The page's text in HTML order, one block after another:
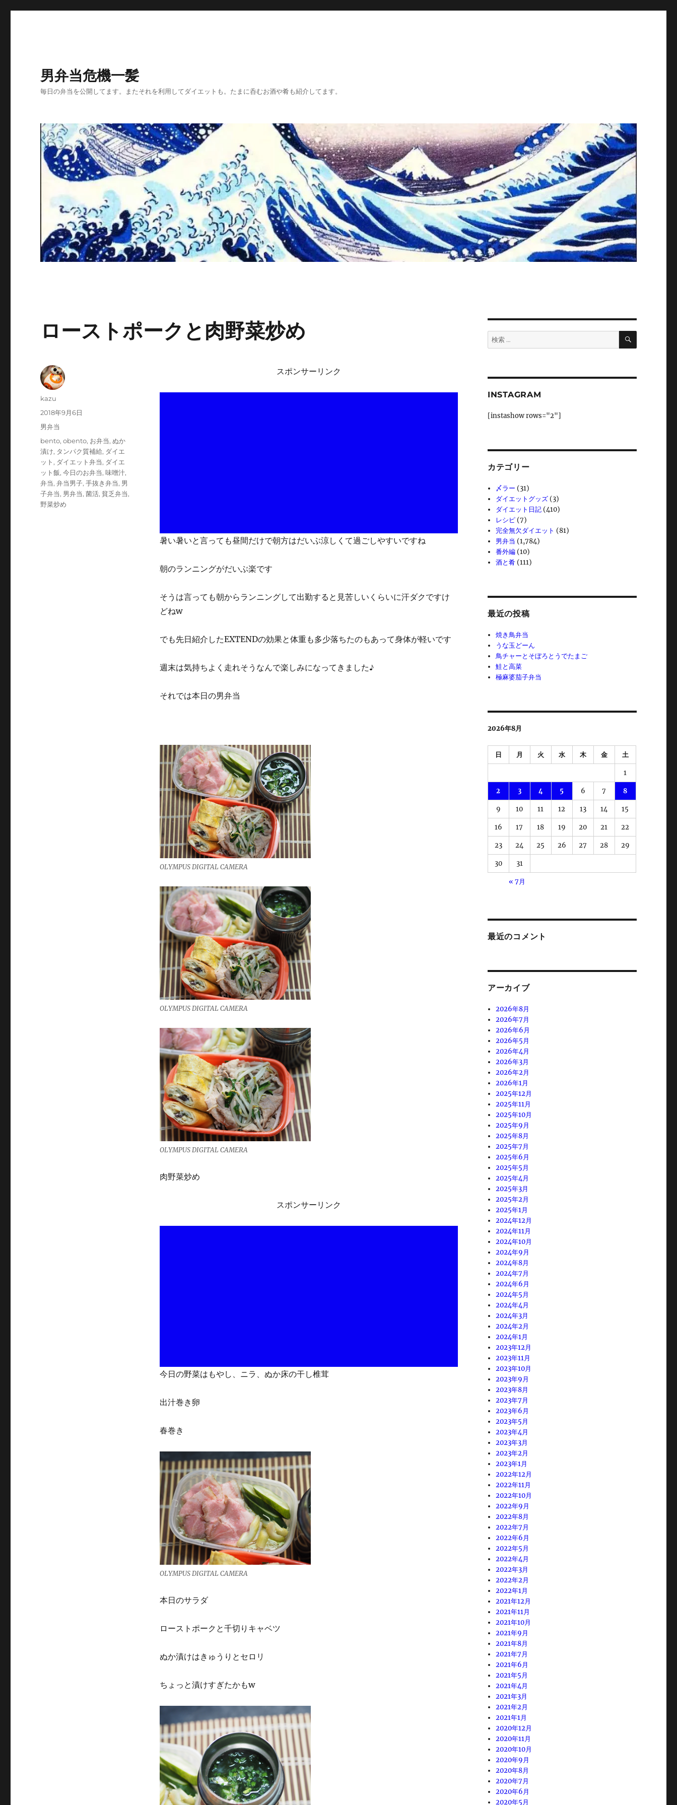
男弁当危機一髪
毎日の弁当を公開してます。またそれを利用してダイエットも。たまに呑むお酒や肴も紹介してます。
ローストポークと肉野菜炒め
スポンサーリンク
暑い暑いと言っても昼間だけで朝方はだいぶ涼しくて過ごしやすいですね
朝のランニングがだいぶ楽です
そうは言っても朝からランニングして出勤すると見苦しいくらいに汗ダクですけ
どねw
でも先日紹介したEXTENDの効果と体重も多少落ちたのもあって身体が軽いです
週末は気持ちよく走れそうなんで楽しみになってきました♪
それでは本日の男弁当
OLYMPUS DIGITAL CAMERA
OLYMPUS DIGITAL CAMERA
OLYMPUS DIGITAL CAMERA
肉野菜炒め
スポンサーリンク
今日の野菜はもやし、ニラ、ぬか床の干し椎茸
出汁巻き卵
春巻き
OLYMPUS DIGITAL CAMERA
本日のサラダ
ローストポークと千切りキャベツ
ぬか漬けはきゅうりとセロリ
ちょっと漬けすぎたかもw
投
kazu
投
稿
2018年9月6日
カ
テ
ゴ
男弁当
タ
グ
bento,obento, お弁当,ぬか
漬け, タンパク質補給, ダイエ
ット , ダイエット弁当, ダイエ
ット飯,今日のお弁当,味噌汁,
弁当,弁当男子,手抜き弁当, 男
子弁当, 男弁当,菌活,貧乏弁当,
野菜炒め
検
索:
検
INSTAGRAM
[instashow rows="2"]
カテゴリー
〆ラー (31)
ダイエットグッズ (3)
ダイエット日記 (410)
レシピ (7)
完全無欠ダイエット (81)
男弁当 (1,784)
番外編 (10)
酒と肴 (111)
最近の投稿
焼き鳥弁当
うな玉どーん
鳥チャーとそぼろとうでたまご
鮭と高菜
極麻婆茄子弁当
2026年8月
日 月 火 水 木 金 土
1
2 3 4 5 6 7 8
9 10 11 12 13 14 15
16 17 18 19 20 21 22
23 24 25 26 27 28 29
30 31
« 7月
最近のコメント
アーカイブ
2026年8月
2026年7月
2026年6月
2026年5月
2026年4月
2026年3月
2026年2月
2026年1月
2025年12月
2025年11月
2025年10月
2025年9月
2025年8月
2025年7月
2025年6月
2025年5月
2025年4月
2025年3月
2025年2月
2025年1月
2024年12月
2024年11月
2024年10月
2024年9月
2024年8月
2024年7月
2024年6月
2024年5月
2024年4月
2024年3月
2024年2月
2024年1月
2023年12月
2023年11月
2023年10月
2023年9月
2023年8月
2023年7月
2023年6月
2023年5月
2023年4月
2023年3月
2023年2月
2023年1月
2022年12月
2022年11月
2022年10月
2022年9月
2022年8月
2022年7月
2022年6月
2022年5月
2022年4月
2022年3月
2022年2月
2022年1月
2021年12月
2021年11月
2021年10月
2021年9月
2021年8月
2021年7月
2021年6月
2021年5月
2021年4月
2021年3月
2021年2月
2021年1月
2020年12月
2020年11月
2020年10月
2020年9月
2020年8月
2020年7月
2020年6月
2020年5月